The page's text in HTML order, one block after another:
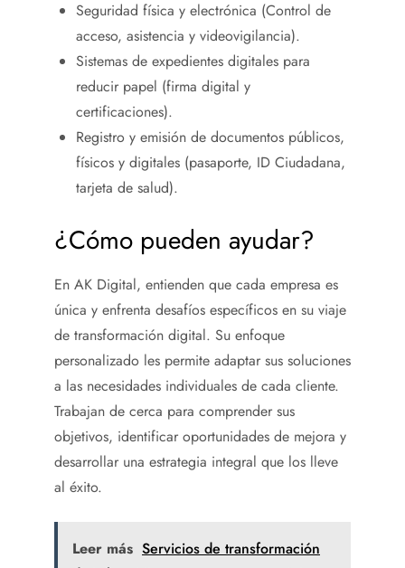
Seguridad física y electrónica (Control de
acceso, asistencia y videovigilancia).
Sistemas de expedientes digitales para
reducir papel (firma digital y
certificaciones).
Registro y emisión de documentos públicos,
físicos y digitales (pasaporte, ID Ciudadana,
tarjeta de salud).
¿Cómo pueden ayudar?
En AK Digital, entienden que cada empresa es
única y enfrenta desafíos específicos en su viaje
de transformación digital. Su enfoque
personalizado les permite adaptar sus soluciones
a las necesidades individuales de cada cliente.
Trabajan de cerca para comprender sus
objetivos, identificar oportunidades de mejora y
desarrollar una estrategia integral que los lleve
al éxito.
Leer más Servicios de transformación